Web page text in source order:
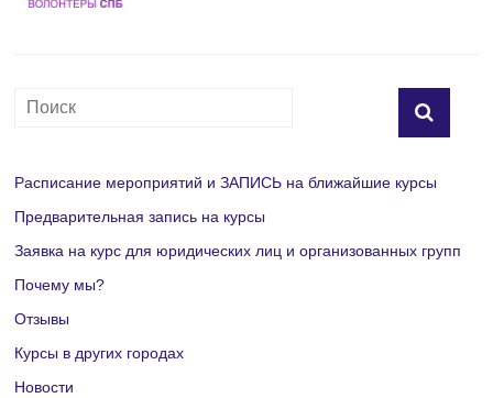
Расписание мероприятий и ЗАПИСЬ на ближайшие курсы
Предварительная запись на курсы
Заявка на курс для юридических лиц и организованных групп
Почему мы?
Отзывы
Курсы в других городах
Новости